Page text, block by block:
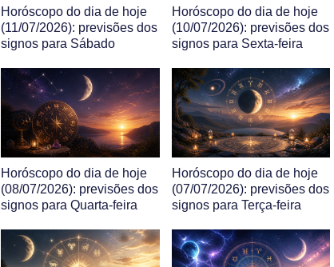
Horóscopo do dia de hoje
(11/07/2026): previsões dos
signos para Sábado
Horóscopo do dia de hoje
(10/07/2026): previsões dos
signos para Sexta-feira
Horóscopo do dia de hoje
(08/07/2026): previsões dos
signos para Quarta-feira
Horóscopo do dia de hoje
(07/07/2026): previsões dos
signos para Terça-feira